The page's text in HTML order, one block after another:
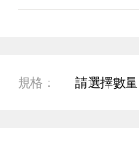
規格： 請選擇數